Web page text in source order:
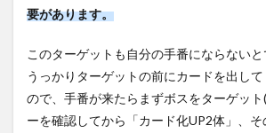
要があります。
このターゲットも自分の手番にならないと
うっかりターゲットの前にカードを出し
ので、手番が来たらまずボスをターゲッ
ーを確認してから「カード化UP2体」、